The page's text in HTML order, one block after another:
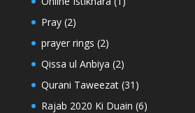
Pray(2)
prayer rings (2)
Qissa ul Anbiya (2)
Qurani Taweezat(31)
Rajab 2020 Ki Duain (6)